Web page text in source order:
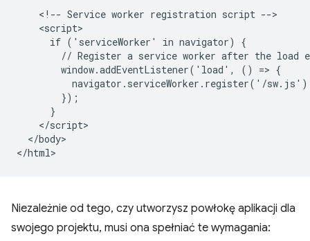
    <!-- Service worker registration script -->
    <script>
      if ('serviceWorker' in navigator) {
// Register a service worker after the load
        window.addEventListener('load', () => {
navigator.serviceWorker.register('/
        });
      }
    </script>
  </body>
Niezależnie od tego, czy utworzysz powłokę aplikacji dla
swojego projektu, musi ona spełniać te wymagania: